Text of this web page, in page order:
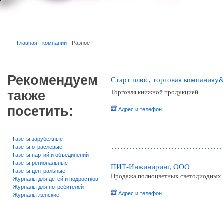
Главная - компании - Разное
Рекомендуем
также
посетить:
- Газеты зарубежные
- Газеты отраслевые
- Газеты партий и объединений
- Газеты региональные
- Газеты центральные
- Журналы для детей и подростков
- Журналы для потребителей
- Журналы женские
Старт плюс, торговая
Торговля книжной продукцией
Адрес и телефон
ПИТ-Инжиниринг, ООО
Продажа полноцветных
Адрес и телефон